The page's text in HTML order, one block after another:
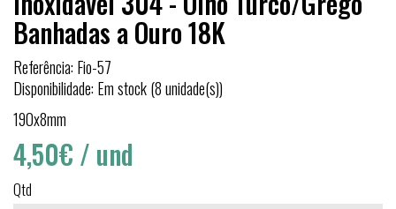
Banhadas a Ouro 18K
Referência: Fio-57
Disponibilidade: Em stock (8 unidade(s))
190x8mm
4,50€ / und
Qtd